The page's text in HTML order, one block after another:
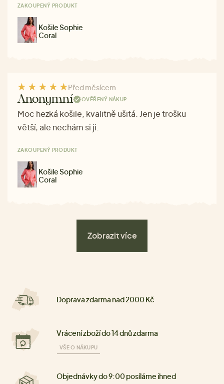
ZAKOUPENÝ PRODUKT
Košile Sophie
Coral
Před měsícem
Anonymní OVĚŘENÝ NÁKUP
Moc hezká košile, kvalitně ušitá. Jen je trošku
větší, ale nechám si ji.
ZAKOUPENÝ PRODUKT
Košile Sophie
Coral
Zobrazit více
Doprava zdarma nad 2000 Kč
Vrácení zboží do 14 dnů zdarma
VŠE O NÁKUPU
Objednávky do 9:00 posíláme ihned